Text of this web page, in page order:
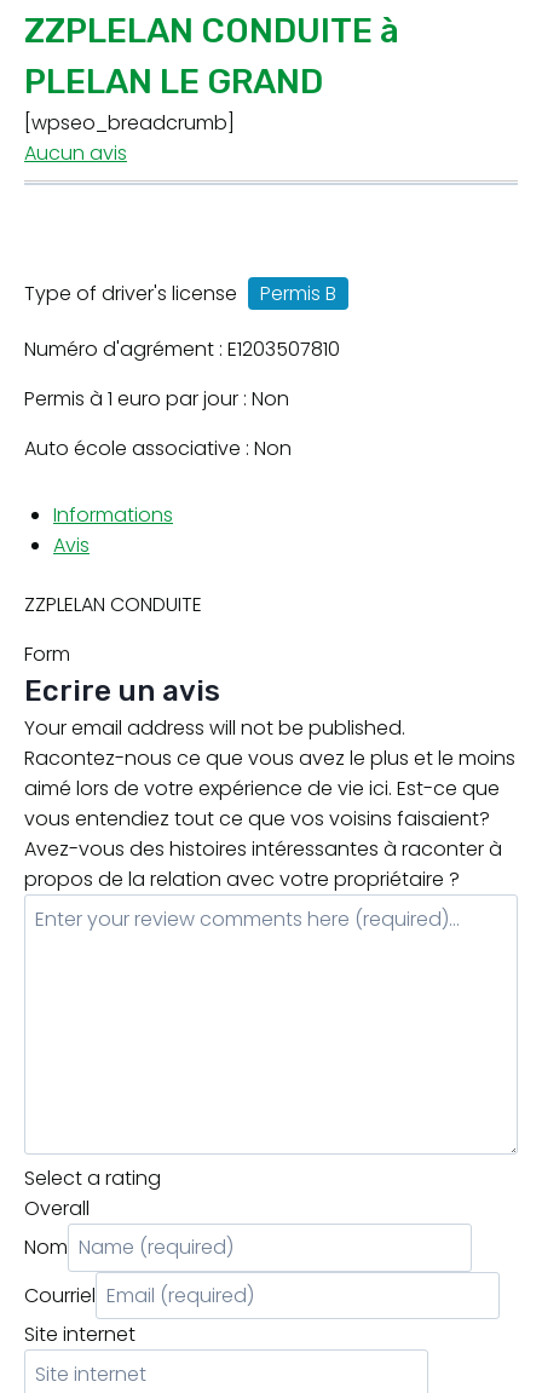
ZZPLELAN CONDUITE à
PLELAN LE GRAND
[wpseo_breadcrumb]
Aucun avis
Type of driver's license
Permis B
Numéro d'agrément : E1203507810
Permis à 1 euro par jour : Non
Auto école associative : Non
Informations
Avis
ZZPLELAN CONDUITE
Form
Ecrire un avis
Your email address will not be published.
Racontez-nous ce que vous avez le plus et le moins
aimé lors de votre expérience de vie ici. Est-ce que
vous entendiez tout ce que vos voisins faisaient?
Avez-vous des histoires intéressantes à raconter à
propos de la relation avec votre propriétaire ?
Select a rating
Overall
Nom
Courriel
Site internet